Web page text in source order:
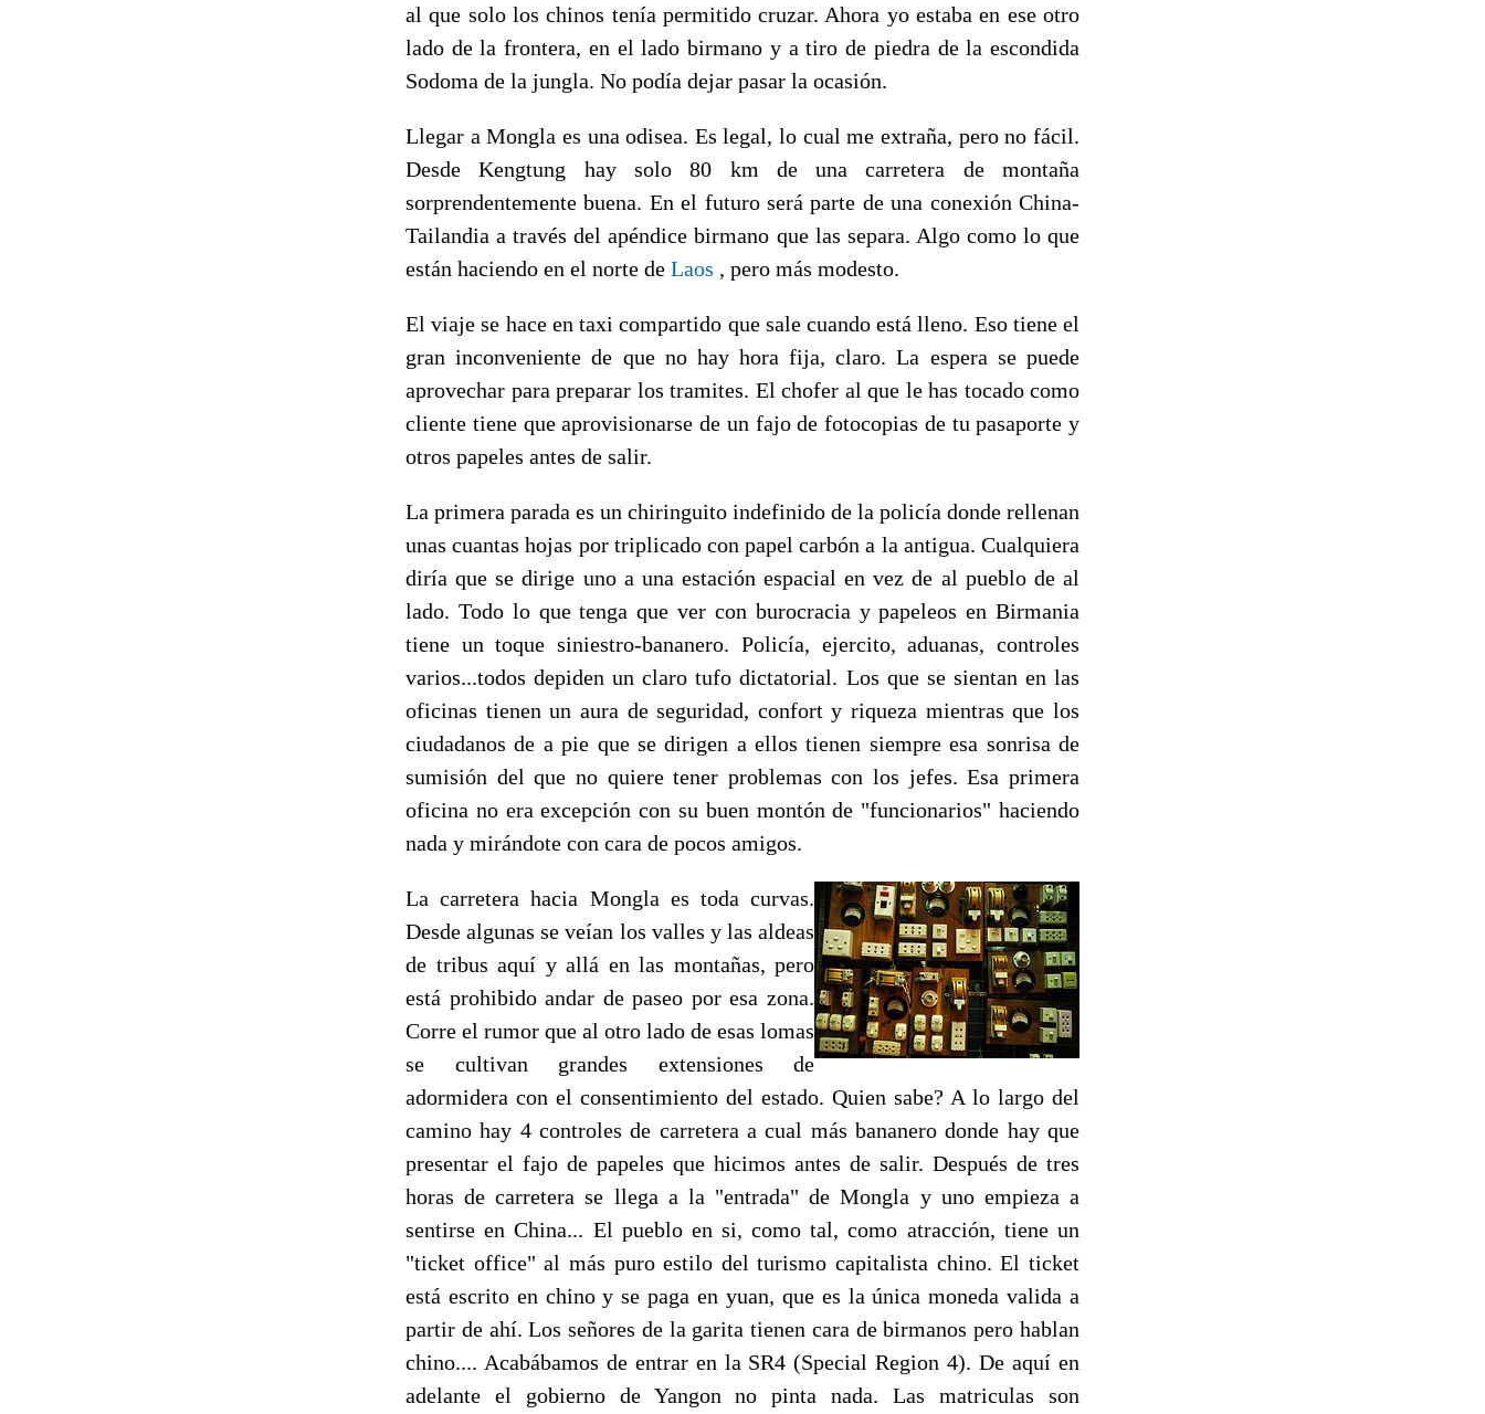
al que solo los chinos tenía permitido cruzar. Ahora yo estaba en ese otro
lado de la frontera, en el lado birmano y a tiro de piedra de la escondida
Sodoma de la jungla. No podía dejar pasar la ocasión.
Llegar a Mongla es una odisea. Es legal, lo cual me extraña, pero no fácil.
Desde Kengtung hay solo 80 km de una carretera de montaña
sorprendentemente buena. En el futuro será parte de una conexión China-
Tailandia a través del apéndice birmano que las separa. Algo como lo que
están haciendo en el norte de Laos , pero más modesto.
El viaje se hace en taxi compartido que sale cuando está lleno. Eso tiene el
gran inconveniente de que no hay hora fija, claro. La espera se puede
aprovechar para preparar los tramites. El chofer al que le has tocado como
cliente tiene que aprovisionarse de un fajo de fotocopias de tu pasaporte y
otros papeles antes de salir.
La primera parada es un chiringuito indefinido de la policía donde rellenan
unas cuantas hojas por triplicado con papel carbón a la antigua. Cualquiera
diría que se dirige uno a una estación espacial en vez de al pueblo de al
lado. Todo lo que tenga que ver con burocracia y papeleos en Birmania
tiene un toque siniestro-bananero. Policía, ejercito, aduanas, controles
varios...todos depiden un claro tufo dictatorial. Los que se sientan en las
oficinas tienen un aura de seguridad, confort y riqueza mientras que los
ciudadanos de a pie que se dirigen a ellos tienen siempre esa sonrisa de
sumisión del que no quiere tener problemas con los jefes. Esa primera
oficina no era excepción con su buen montón de "funcionarios" haciendo
nada y mirándote con cara de pocos amigos.
La carretera hacia Mongla es toda curvas.
Desde algunas se veían los valles y las aldeas
de tribus aquí y allá en las montañas, pero
está prohibido andar de paseo por esa zona.
Corre el rumor que al otro lado de esas lomas
se cultivan grandes extensiones de
adormidera con el consentimiento del estado. Quien sabe? A lo largo del
camino hay 4 controles de carretera a cual más bananero donde hay que
presentar el fajo de papeles que hicimos antes de salir. Después de tres
horas de carretera se llega a la "entrada" de Mongla y uno empieza a
sentirse en China... El pueblo en si, como tal, como atracción, tiene un
"ticket office" al más puro estilo del turismo capitalista chino. El ticket
está escrito en chino y se paga en yuan, que es la única moneda valida a
partir de ahí. Los señores de la garita tienen cara de birmanos pero hablan
chino.... Acabábamos de entrar en la SR4 (Special Region 4). De aquí en
adelante el gobierno de Yangon no pinta nada. Las matriculas son